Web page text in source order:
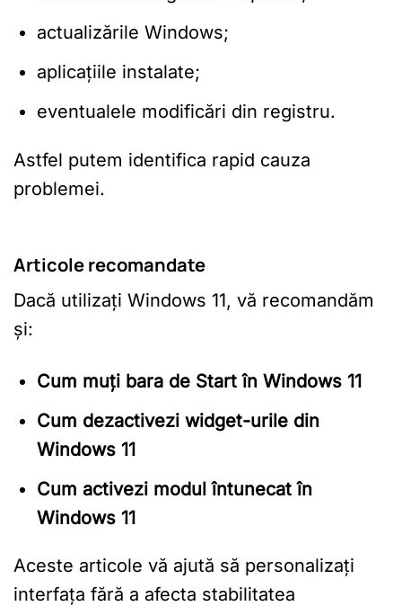
actualizările Windows;
aplicațiile instalate;
eventualele modificări din registru.
Astfel putem identifica rapid cauza
problemei.
Articole recomandate
Dacă utilizați Windows 11, vă recomandăm
și:
Cum muți bara de Start în Windows 11
Cum dezactivezi widget-urile din
Windows 11
Cum activezi modul întunecat în
Windows 11
Aceste articole vă ajută să personalizați
interfața fără a afecta stabilitatea